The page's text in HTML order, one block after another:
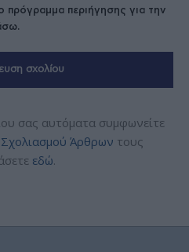
πρόγραμμα περιήγησης για την
σας αυτόματα συμφωνείτε
Άρθρων τους
εδώ.